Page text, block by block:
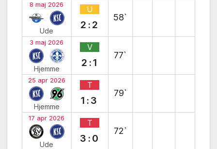
8 maj 2026
Ude
U
2:2
58`
3 maj 2026
Hjemme
V
2:1
77`
25 apr 2026
Hjemme
T
1:3
79`
17 apr 2026
Ude
T
3:0
72`